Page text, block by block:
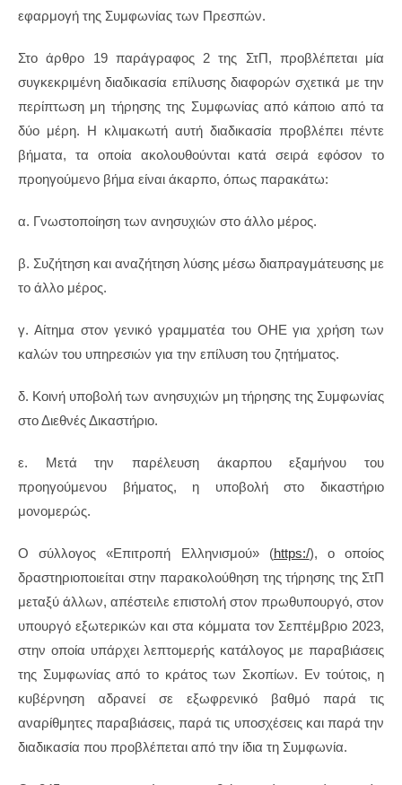
εφαρμογή της Συμφωνίας των Πρεσπών.
Στο άρθρο 19 παράγραφος 2 της ΣτΠ, προβλέπεται μία
συγκεκριμένη διαδικασία επίλυσης διαφορών σχετικά με την
περίπτωση μη τήρησης της Συμφωνίας από κάποιο από τα
δύο μέρη. Η κλιμακωτή αυτή διαδικασία προβλέπει πέντε
βήματα, τα οποία ακολουθούνται κατά σειρά εφόσον το
προηγούμενο βήμα είναι άκαρπο, όπως παρακάτω:
α. Γνωστοποίηση των ανησυχιών στο άλλο μέρος.
β. Συζήτηση και αναζήτηση λύσης μέσω διαπραγμάτευσης με
το άλλο μέρος.
γ. Αίτημα στον γενικό γραμματέα του ΟΗΕ για χρήση των
καλών του υπηρεσιών για την επίλυση του ζητήματος.
δ. Κοινή υποβολή των ανησυχιών μη τήρησης της Συμφωνίας
στο Διεθνές Δικαστήριο.
ε. Μετά την παρέλευση άκαρπου εξαμήνου του
προηγούμενου βήματος, η υποβολή στο δικαστήριο
μονομερώς.
Ο σύλλογος «Επιτροπή Ελληνισμού» (https:/), ο οποίος
δραστηριοποιείται στην παρακολούθηση της τήρησης της ΣτΠ
μεταξύ άλλων, απέστειλε επιστολή στον πρωθυπουργό, στον
υπουργό εξωτερικών και στα κόμματα τον Σεπτέμβριο 2023,
στην οποία υπάρχει λεπτομερής κατάλογος με παραβιάσεις
της Συμφωνίας από το κράτος των Σκοπίων. Εν τούτοις, η
κυβέρνηση αδρανεί σε εξωφρενικό βαθμό παρά τις
αναρίθμητες παραβιάσεις, παρά τις υποσχέσεις και παρά την
διαδικασία που προβλέπεται από την ίδια τη Συμφωνία.